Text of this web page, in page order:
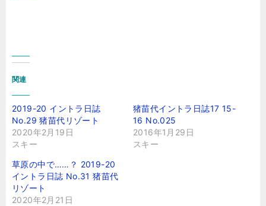
関連
2019-20 イントラ日誌
No.29 猪苗代リゾート
2020年2月19日
スキー
猪苗代イントラ日誌17 15-
16 No.025
2016年1月29日
スキー
草原の中で……？ 2019-20
イントラ日誌 No.31 猪苗代
リゾート
2020年2月21日